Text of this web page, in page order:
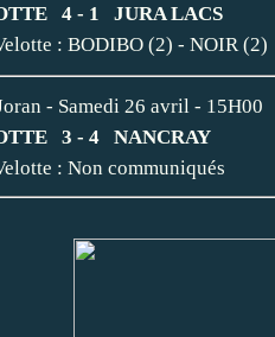
4 - 1 JURA LACS
: BODIBO (2) - NOIR (2)
- Samedi 26 avril - 15H00
3 - 4 NANCRAY
: Non communiqués